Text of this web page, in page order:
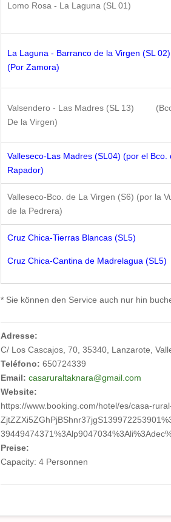
Lomo Rosa - La Laguna (SL 01)
La Laguna - Barranco de la Virgen (SL 02)
(Por Zamora)
Valsendero - Las Madres (SL 13)
De la Virgen)
Valleseco-Las Madres (SL04) (por el Bco.
Rapador)
Valleseco-Bco. de La Virgen (S6) (por la
de la Pedrera)
Cruz Chica-Tierras Blancas (SL5)
Cruz Chica-Cantina de Madrelagua (SL5)
* Sie können den Service auch nur hin
Adresse:
C/ Los Cascajos, 70, 35340, Lanzarote,
Teléfono: 650724339
Email: casaruraltaknara@gmail.com
Website:
https://www.booking.com/hotel/es/casa-
Preise:
Capacity: 4 Personnen